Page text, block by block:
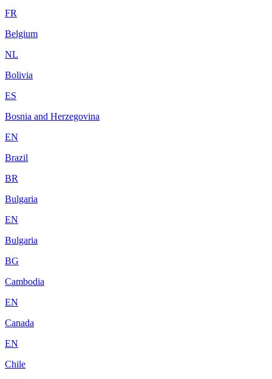
FR
Belgium
NL
Bolivia
ES
Bosnia and Herzegovina
EN
Brazil
BR
Bulgaria
EN
Bulgaria
BG
Cambodia
EN
Canada
EN
Chile